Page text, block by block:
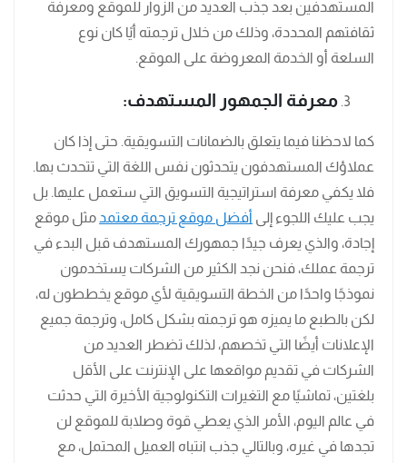
المستهدفين بعد جذب العديد من الزوار للموقع ومعرفة
ثقافتهم المحددة، وذلك من خلال ترجمته أيًا كان نوع
السلعة أو الخدمة المعروضة على الموقع.
معرفة الجمهور المستهدف:
كما لاحظنا فيما يتعلق بالضمانات التسويقية. حتى إذا كان
عملاؤك المستهدفون يتحدثون نفس اللغة التي تتحدث بها.
فلا يكفي معرفة استراتيجية التسويق التي ستعمل عليها. بل
يجب عليك اللجوء إلى أفضل موقع ترجمة معتمد مثل موقع
إجادة، والذي يعرف جيدًا جمهورك المستهدف قبل البدء في
ترجمة عملك، فنحن نجد الكثير من الشركات يستخدمون
نموذجًا واحدًا من الخطة التسويقية لأي موقع يخططون له،
لكن بالطبع ما يميزه هو ترجمته بشكل كامل، وترجمة جميع
الإعلانات أيضًا التي تخصهم، لذلك تضطر العديد من
الشركات في تقديم مواقعها على الإنترنت على الأقل
بلغتين، تماشيًا مع التغيرات التكنولوجية الأخيرة التي حدثت
في عالم اليوم، الأمر الذي يعطي قوة وصلابة للموقع لن
تجدها في غيره، وبالتالي جذب انتباه العميل المحتمل، مع